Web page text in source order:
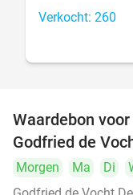
Verkocht: 260
Waardebon
Godfried de
Morgen Ma Di